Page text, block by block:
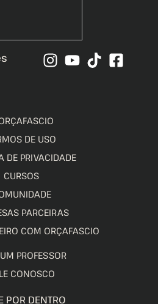
DE USO
DE PRIVACIDADE
CURSOS
PARCEIRAS
COM ORÇAFASCIO
PROFESSOR
CONOSCO
POR DENTRO